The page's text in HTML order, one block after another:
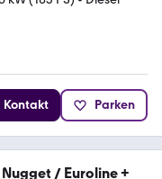
Kontakt Parken
/ Euroline +